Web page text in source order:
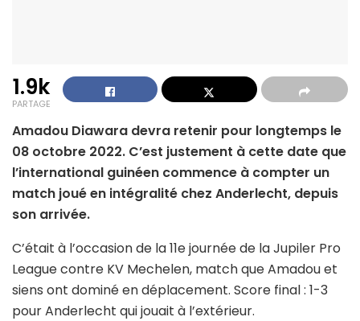
1.9k
PARTAGE
Amadou Diawara devra retenir pour longtemps le
08 octobre 2022. C’est justement à cette date que
l’international guinéen commence à compter un
match joué en intégralité chez Anderlecht, depuis
son arrivée.
C’était à l’occasion de la 11e journée de la Jupiler Pro
League contre KV Mechelen, match que Amadou et
siens ont dominé en déplacement. Score final : 1-3
pour Anderlecht qui jouait à l’extérieur.